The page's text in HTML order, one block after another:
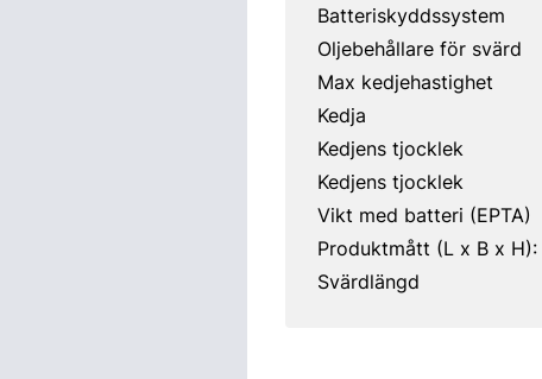
Batteriskyddssystem
Oljebehållare för svärd
Max kedjehastighet
Kedja
Kedjens tjocklek
Kedjens tjocklek
Vikt med batteri (EPTA)
Produktmått (L x B x H):
Svärdlängd